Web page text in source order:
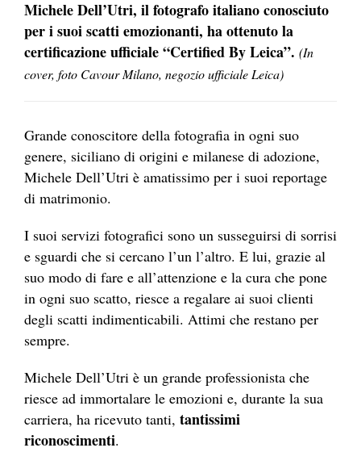
Michele Dell’Utri, il fotografo italiano conosciuto
per i suoi scatti emozionanti, ha ottenuto la
certificazione ufficiale “Certified By Leica”. (In
cover, foto Cavour Milano, negozio ufficiale Leica)
Grande conoscitore della fotografia in ogni suo
genere, siciliano di origini e milanese di adozione,
Michele Dell’Utri è amatissimo per i suoi reportage
di matrimonio.
I suoi servizi fotografici sono un susseguirsi di sorrisi
e sguardi che si cercano l’un l’altro. E lui, grazie al
suo modo di fare e all’attenzione e la cura che pone
in ogni suo scatto, riesce a regalare ai suoi clienti
degli scatti indimenticabili. Attimi che restano per
sempre.
Michele Dell’Utri è un grande professionista che
riesce ad immortalare le emozioni e, durante la sua
carriera, ha ricevuto tanti, tantissimi
riconoscimenti.